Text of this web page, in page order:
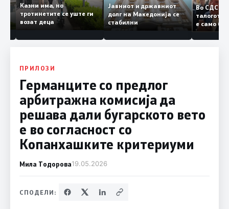
и
Казни има, но
тротинетите се уште ги
возат деца
Јавниот и државниот
долг на Македонија се
стабилни
Во
е само
копија
Заев
ПРИЛОЗИ
Германците со предлог
арбитражна комисија да
решава дали бугарското вето
е во согласност со
Копанхашките критериуми
Мила Тодорова19.05.2026
СПОДЕЛИ: